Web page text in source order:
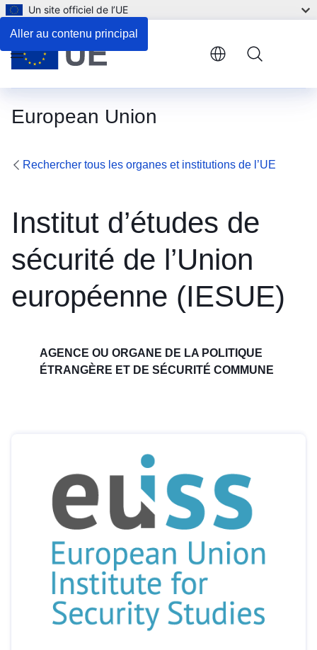
Aller au contenu principal
Un site officiel de l’UE
European Union
Menu
Rechercher tous les organes et institutions de l’UE
Institut d’études de
sécurité de l’Union
européenne (IESUE)
AGENCE OU ORGANE DE LA POLITIQUE
ÉTRANGÈRE ET DE SÉCURITÉ COMMUNE
Contact